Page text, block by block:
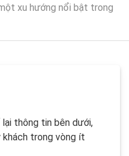
xu hướng nổi bật trong
lại thông tin bên dưới,
khách trong vòng ít